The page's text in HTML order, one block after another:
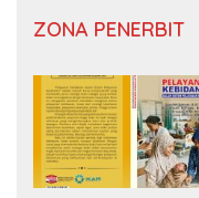
ZONA PENERBIT